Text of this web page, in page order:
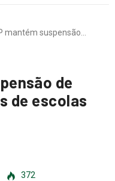
mantém suspensão…
de
de escolas
372